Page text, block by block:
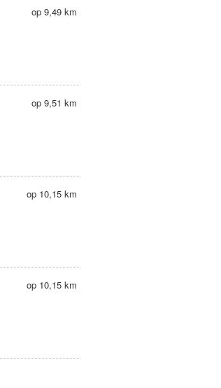
op 9,49 km
op 9,51 km
op 10,15 km
op 10,15 km